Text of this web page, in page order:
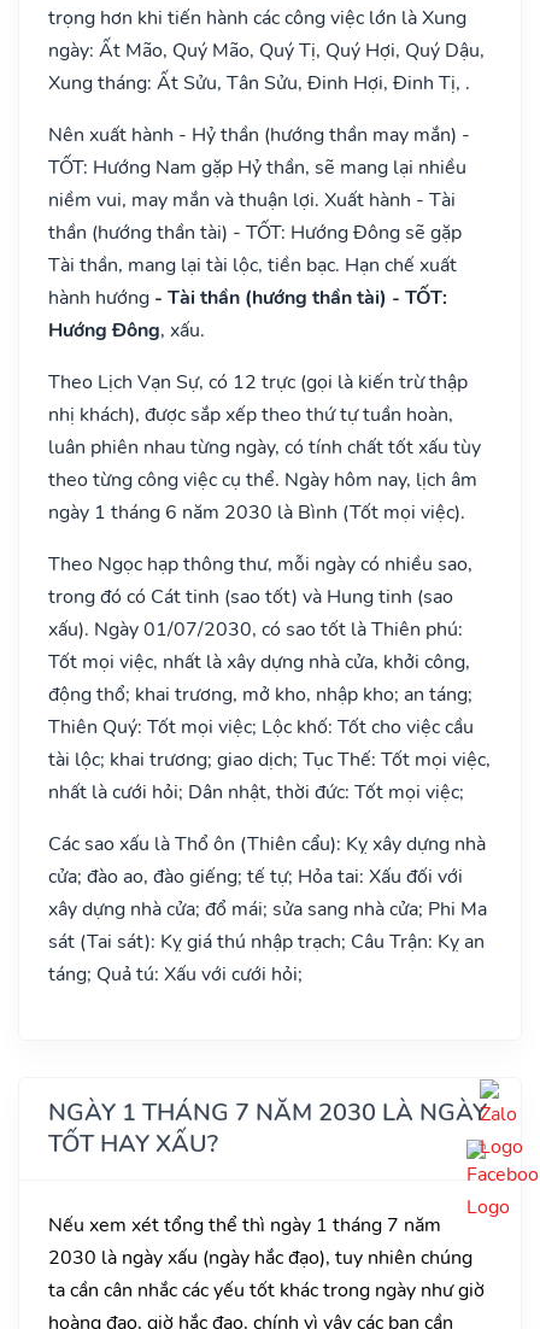
trọng hơn khi tiến hành các công việc lớn là Xung
ngày: Ất Mão, Quý Mão, Quý Tị, Quý Hợi, Quý Dậu,
Xung tháng: Ất Sửu, Tân Sửu, Đinh Hợi, Đinh Tị, .
Nên xuất hành - Hỷ thần (hướng thần may mắn) -
TỐT: Hướng Nam gặp Hỷ thần, sẽ mang lại nhiều
niềm vui, may mắn và thuận lợi. Xuất hành - Tài
thần (hướng thần tài) - TỐT: Hướng Đông sẽ gặp
Tài thần, mang lại tài lộc, tiền bạc. Hạn chế xuất
hành hướng - Tài thần (hướng thần tài) - TỐT:
Hướng Đông, xấu.
Theo Lịch Vạn Sự, có 12 trực (gọi là kiến trừ thập
nhị khách), được sắp xếp theo thứ tự tuần hoàn,
luân phiên nhau từng ngày, có tính chất tốt xấu tùy
theo từng công việc cụ thể. Ngày hôm nay, lịch âm
ngày 1 tháng 6 năm 2030 là Bình (Tốt mọi việc).
Theo Ngọc hạp thông thư, mỗi ngày có nhiều sao,
trong đó có Cát tinh (sao tốt) và Hung tinh (sao
xấu). Ngày 01/07/2030, có sao tốt là Thiên phú:
Tốt mọi việc, nhất là xây dựng nhà cửa, khởi công,
động thổ; khai trương, mở kho, nhập kho; an táng;
Thiên Quý: Tốt mọi việc; Lộc khố: Tốt cho việc cầu
tài lộc; khai trương; giao dịch; Tục Thế: Tốt mọi việc,
nhất là cưới hỏi; Dân nhật, thời đức: Tốt mọi việc;
Các sao xấu là Thổ ôn (Thiên cẩu): Kỵ xây dựng nhà
cửa; đào ao, đào giếng; tế tự; Hỏa tai: Xấu đối với
xây dựng nhà cửa; đổ mái; sửa sang nhà cửa; Phi Ma
sát (Tai sát): Kỵ giá thú nhập trạch; Câu Trận: Kỵ an
táng; Quả tú: Xấu với cưới hỏi;
NGÀY 1 THÁNG 7 NĂM 2030 LÀ NGÀY
TỐT HAY XẤU?
Nếu xem xét tổng thể thì ngày 1 tháng 7 năm
2030 là ngày xấu (ngày hắc đạo), tuy nhiên chúng
ta cần cân nhắc các yếu tốt khác trong ngày như giờ
hoàng đạo, giờ hắc đạo, chính vì vậy các bạn cần